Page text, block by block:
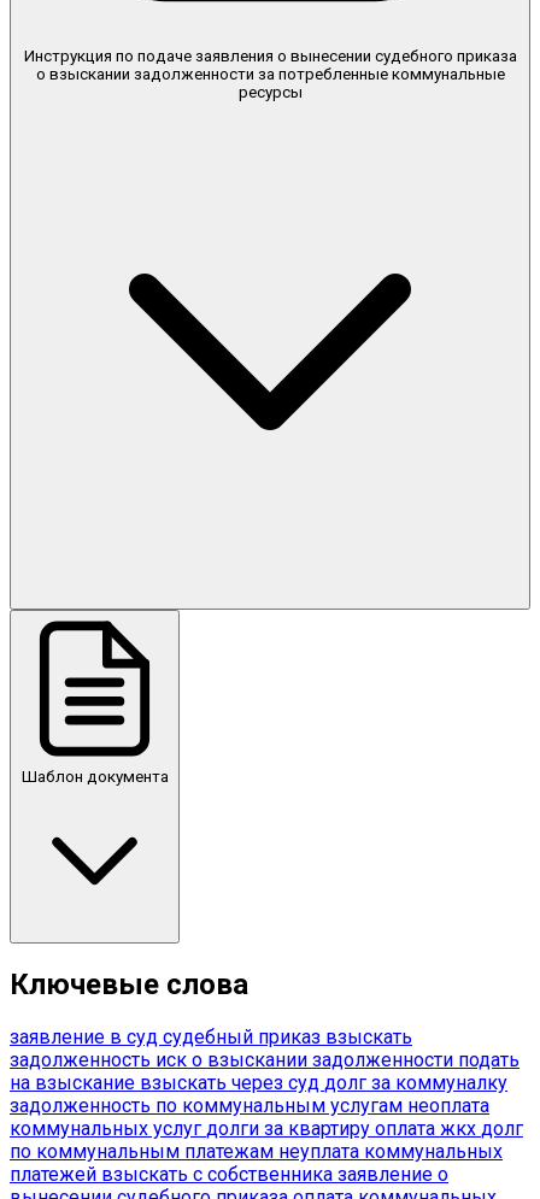
Инструкция по подаче заявления о вынесении судебного приказа
о взыскании задолженности за потребленные коммунальные
ресурсы
Шаблон документа
Ключевые слова
заявление в суд судебный приказ взыскать
задолженность иск о взыскании задолженности подать
на взыскание взыскать через суд долг за коммуналку
задолженность по коммунальным услугам неоплата
коммунальных услуг долги за квартиру оплата жкх долг
по коммунальным платежам неуплата коммунальных
платежей взыскать с собственника заявление о